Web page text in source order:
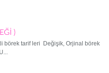
)
börek tarif leri Değişik, Orjinal börek